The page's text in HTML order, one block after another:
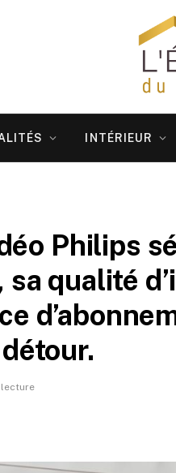
INTÉRIEUR
Philips
qualité
lecture